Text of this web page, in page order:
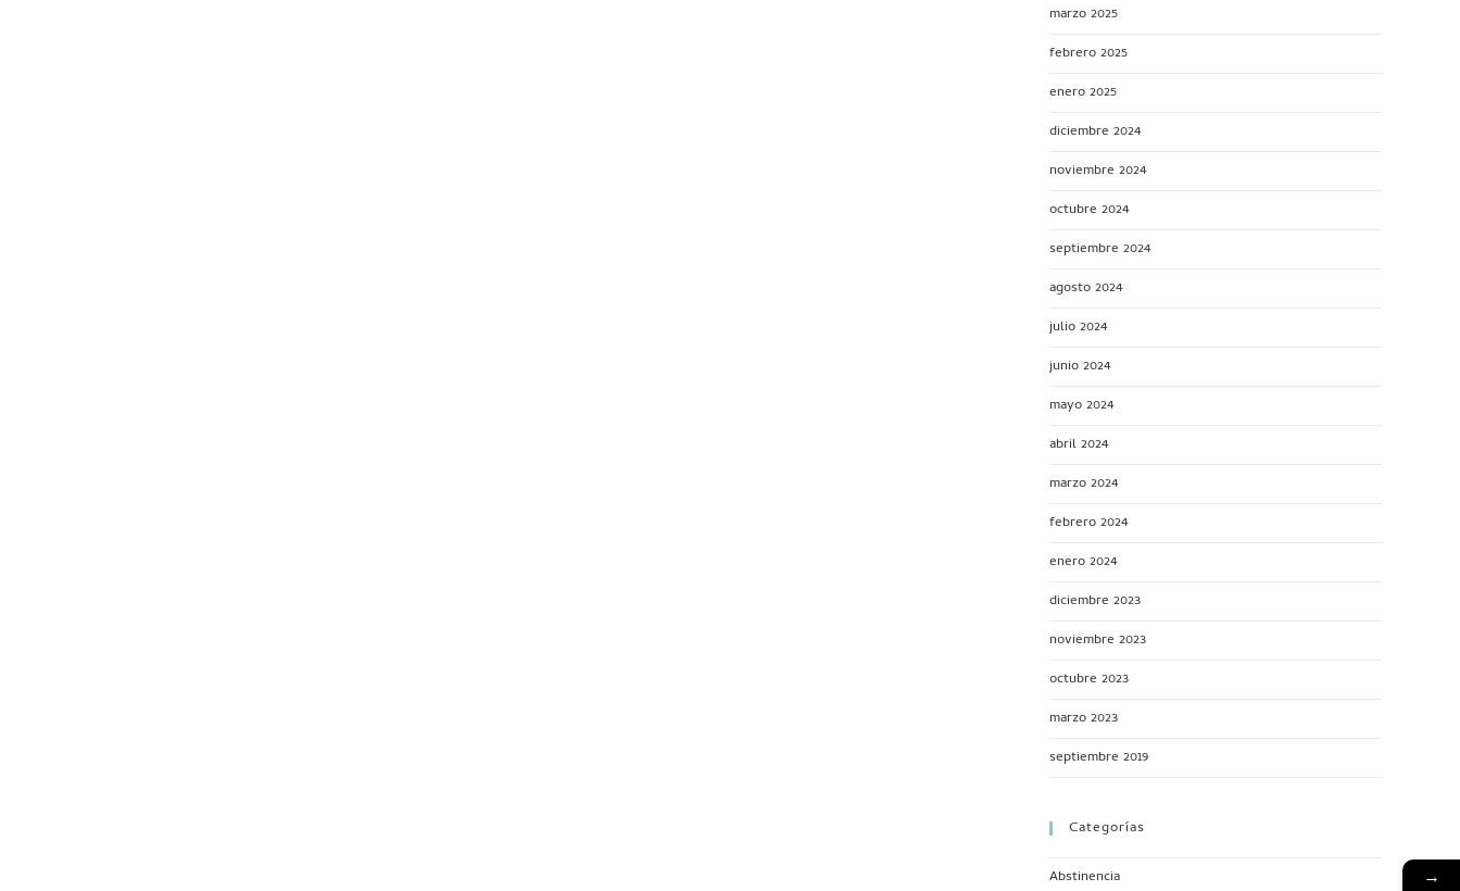
marzo 2025
febrero 2025
enero 2025
diciembre 2024
noviembre 2024
octubre 2024
septiembre 2024
agosto 2024
julio 2024
junio 2024
mayo 2024
abril 2024
marzo 2024
febrero 2024
enero 2024
diciembre 2023
noviembre 2023
octubre 2023
marzo 2023
septiembre 2019
Categorías
Abstinencia
→